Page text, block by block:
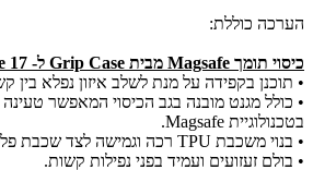
הערכה כוללת:
כיסוי תומך Magsafe מבית Grip Case ל- iPhone 17
• תוכנן בקפידה על מנת לשלב איזון נפלא בין
• כולל מגנט מובנה בגב הכיסוי המאפשר
בטכנולוגיית Magsafe.
• בנוי משכבת TPU רכה וגמישה לצד שכבת פלסטיק קשיחה.
• בולם זעזועים ועמיד בפני נפילות קשות.